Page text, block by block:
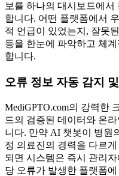
보를 하나의 대시보드에서
합니다. 어떤 플랫폼에서
적 언급이 있었는지, 잘못
등을 한눈에 파악하고 체
합니다.
오류 정보 자동 감지
MediGPTO.com의 강력한
드의 검증된 데이터와 온
니다. 만약 AI 챗봇이 병원
정 의료진의 경력을 다르
되면 시스템은 즉시 관리
당 오류가 발생한 플랫폼